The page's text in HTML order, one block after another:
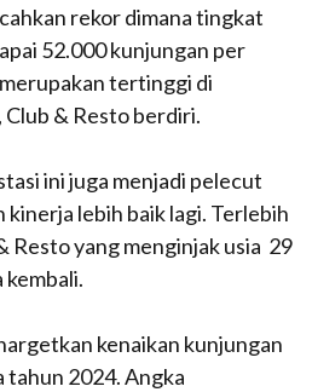
rekor dimana tingkat
52.000 kunjungan per
tertinggi di
& Resto berdiri.
ini juga menjadi pelecut
lebih baik lagi. Terlebih
Resto yang menginjak usia 29
kembali.
kenaikan kunjungan
tahun 2024. Angka